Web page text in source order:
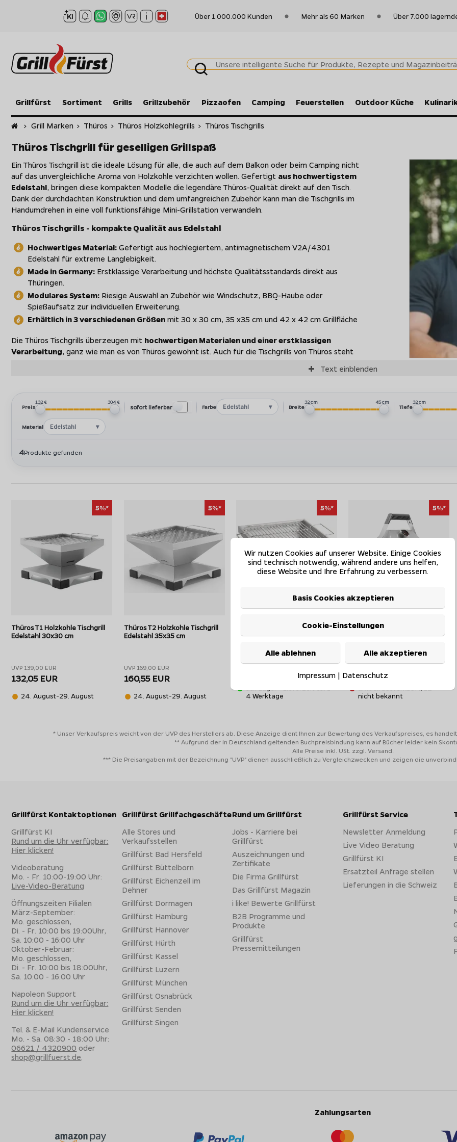
Über 1.000.000 Kunden Mehr als 60 Marken Über 7.000
Grillfürst Sortiment Grills Grillzubehör Pizzaofen Camping Feuerstellen Outdoor Küche
Startseite
> Grill Marken > Thüros > Thüros Holzkohlegrills > Thüros Tischgrills
Thüros Tischgrill für geselligen Grillspaß
Ein Thüros Tischgrill ist die ideale Lösung für alle, die auch auf dem Balkon oder beim Camping nicht
auf das unvergleichliche Aroma von Holzkohle verzichten wollen. Gefertigt aus hochwertigstem
Edelstahl, bringen diese kompakten Modelle die legendäre Thüros-Qualität direkt auf den Tisch.
Dank der durchdachten Konstruktion und dem umfangreichen Zubehör kann man die Tischgrills im
Handumdrehen in eine voll funktionsfähige Mini-Grillstation verwandeln.
Thüros Tischgrills - kompakte Qualität aus Edelstahl
Hochwertiges Material: Gefertigt aus hochlegiertem, antimagnetischem V2A/4301
Edelstahl für extreme Langlebigkeit.
Made in Germany: Erstklassige Verarbeitung und höchste Qualitätsstandards direkt aus
Thüringen.
Modulares System: Riesige Auswahl an Zubehör wie Windschutz, BBQ-Haube oder
Spießaufsatz zur individuellen Erweiterung.
Erhältlich in 3 verschiedenen Größen mit 30 x 30 cm, 35 x35 cm und 42 x 42 cm Grillfläche
Die Thüros Tischgrills überzeugen mit hochwertigen Materialen und einer erstklassigen
Verarbeitung, ganz wie man es von Thüros gewohnt ist. Auch für die Tischgrills von Thüros steht
Hauben, Spießaufsätze und Drehspieße der großen Säulengrills lassen sich auch für die Tischgrill-
Die Thüros Tischgrill-Modelle im Überblick
Thüros bietet für jeden Bedarf das passende Tischmodell:
Modell. Er ist perfekt für 2-4 Personen geeignet und lässt sich durch sein geringes Gewicht
aber genug Kapazität, um auch eine kleine Gruppe satt zu bekommen.
Thüros T3 - Die XL-Variante:
Der T3 ist der größte unter den klassischen Tischgrills. Mit
einer großzügigen Grillfläche von 42 x 42 cm bietet er fast die Kapazität eines
ausgewachsenen Standgrills, bleibt aber durch die kompakte Bauweise voll mobil. Ideal für
größere Familien oder gesellige Abende mit Freunden.
Text einblenden
Preis
132 € 304 €
sofort lieferbar Farbe Edelstahl Breite
32 cm 45 cm
Tiefe
32 cm
Material Edelstahl
4Produkte gefunden
5%*
Thüros T1 Holzkohle Tischgrill
Edelstahl 30x30 cm
UVP 139,00 EUR
132,05 EUR
24. August-29. August
5%*
Thüros T2 Holzkohle Tischgrill
Edelstahl 35x35 cm
UVP 169,00 EUR
160,55 EUR
24. August-29. August
5%*
Thüros T3 Holzkohle Tischgrill
Edelstahl 42x42 cm
4 Werktage
5%*
Thüros T1 ToGo Holzkohle
Tischgrill Edelstahl mit BBQ
303,05 EUR
nicht bekannt
* Unser Verkaufspreis weicht von der UVP des Herstellers ab. Diese Anzeige dient Ihnen zur Bewertung des Verkaufspreises, es
** Aufgrund der in Deutschland geltenden Buchpreisbindung kann auf Bücher leider kein
Alle Preise inkl. USt. zzgl. Versand.
*** Die Preisangaben mit der Bezeichnung "UVP" dienen ausschließlich zu Vergleichzwecken und zeigen die
Grillfürst Kontaktoptionen
Grillfürst KI
Rund um die Uhr verfügbar:
Hier klicken!
Videoberatung
Mo. - Fr. 10:00-19:00 Uhr:
Live-Video-Beratung
Öffnungszeiten Filialen
März-September:
Mo. geschlossen,
Di. - Fr. 10:00 bis 19:00Uhr,
Sa. 10:00 - 16:00 Uhr
Oktober-Februar:
Mo. geschlossen,
Di. - Fr. 10:00 bis 18:00Uhr,
Sa. 10:00 - 16:00 Uhr
Napoleon Support
Rund um die Uhr verfügbar:
Hier klicken!
Tel. & E-Mail Kundenservice
Mo. - Sa. 08:30 - 18:00 Uhr:
06621 / 4320900 oder
shop@grillfuerst.de
Grillfürst Grillfachgeschäfte
Alle Stores und
Verkaufsstellen
Grillfürst Bad Hersfeld
Grillfürst Büttelborn
Grillfürst Eichenzell im
Dehner
Grillfürst Dormagen
Grillfürst Hamburg
Grillfürst Hannover
Grillfürst Hürth
Grillfürst Kassel
Grillfürst Luzern
Grillfürst München
Grillfürst Osnabrück
Grillfürst Senden
Grillfürst Singen
Rund um Grillfürst
Jobs - Karriere bei
Grillfürst
Auszeichnungen und
Zertifikate
Die Firma Grillfürst
Das Grillfürst Magazin
i like! Bewerte Grillfürst
B2B Programme und
Produkte
Grillfürst
Pressemitteilungen
Grillfürst Service
Newsletter Anmeldung
Live Video Beratung
Grillfürst KI
Ersatzteil Anfrage stellen
Lieferungen in die Schweiz
Zahlungsarten
Wir nutzen Cookies auf unserer Website. Einige Cookies
sind technisch notwendig, während andere uns helfen,
diese Website und Ihre Erfahrung zu verbessern.
Basis Cookies akzeptieren
Cookie-Einstellungen
Alle ablehnen Alle akzeptieren
Impressum | Datenschutz